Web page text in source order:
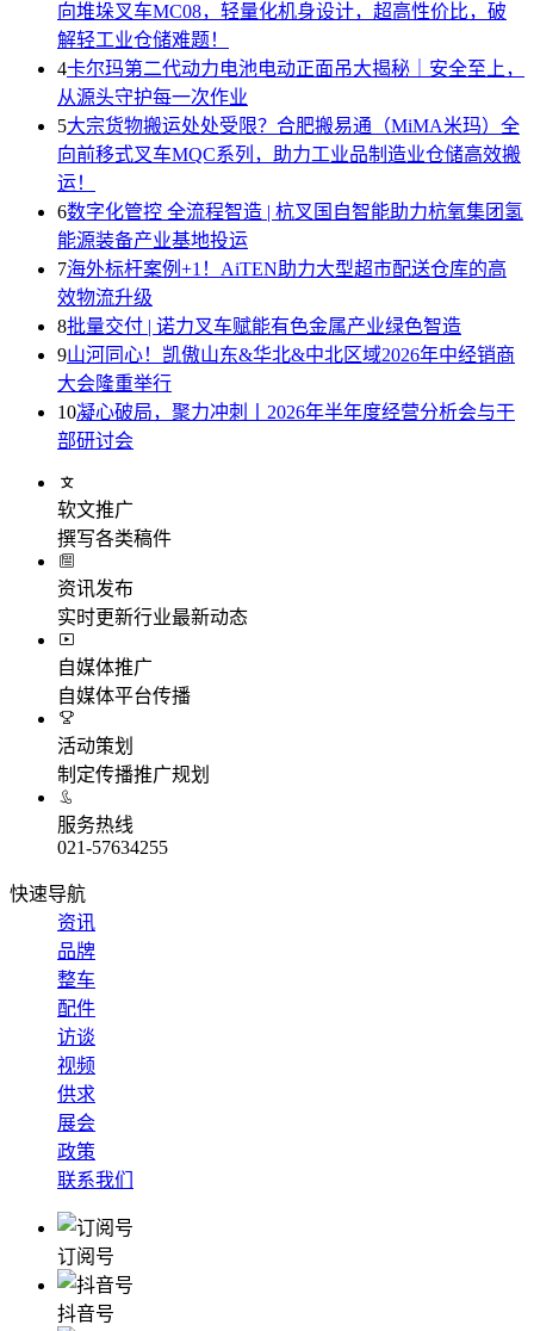
向堆垛叉车MC08，轻量化机身设计，超高性价比，破
解轻工业仓储难题！
4卡尔玛第二代动力电池电动正面吊大揭秘｜安全至上，
从源头守护每一次作业
5大宗货物搬运处处受限？合肥搬易通（MiMA米玛）全
向前移式叉车MQC系列，助力工业品制造业仓储高效搬
运！
6数字化管控 全流程智造 | 杭叉国自智能助力杭氧集团氢
能源装备产业基地投运
7海外标杆案例+1！AiTEN助力大型超市配送仓库的高
效物流升级
8批量交付 | 诺力叉车赋能有色金属产业绿色智造
9山河同心！凯傲山东&华北&中北区域2026年中经销商
大会隆重举行
10凝心破局，聚力冲刺丨2026年半年度经营分析会与干
部研讨会
软文推广
撰写各类稿件
资讯发布
实时更新行业最新动态
自媒体推广
自媒体平台传播
活动策划
制定传播推广规划
服务热线
021-57634255
快速导航
资讯
品牌
整车
配件
访谈
视频
供求
展会
政策
联系我们
订阅号
抖音号